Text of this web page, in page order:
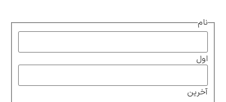
نام
اول
آخرین